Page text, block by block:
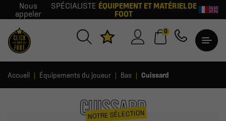
Nous
appeler
SPÉCIALISTE ÉQUIPEMENT ET MATÉRIEL DE
FOOT
0
Accueil Équipements du joueur Bas Cuissard
CUISSARD
NOTRE SÉLECTION